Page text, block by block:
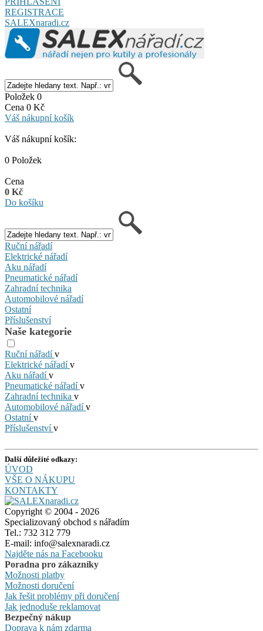
REGISTRACE
SALEXnaradi.cz
Položek 0
Cena 0 Kč
Váš nákupní košík
Váš nákupní košík:
0 Položek
Cena
0 Kč
Do košíku
Ruční nářadí
Elektrické nářadí
Aku nářadí
Pneumatické nářadí
Zahradní technika
Automobilové nářadí
Ostatní
Příslušenství
Naše kategorie
Ruční nářadív
Elektrické nářadív
Aku nářadív
Pneumatické nářadív
Zahradní technika v
Automobilové nářadív
Ostatnív
Příslušenstvív
Další důležité odkazy:
ÚVOD
VŠE O NÁKUPU
KONTAKTY
Copyright © 2004 - 2026
Specializovaný obchod s nářadím
Tel.: 732 312 779
E-mail: info@salexnaradi.cz
Najděte nás na Facebooku
Poradna pro zákazníky
Možnosti platby
Možnosti doručení
Jak řešit problémy při doručení
Jak jednoduše reklamovat
Bezpečný nákup
Doprava k nám zdarma